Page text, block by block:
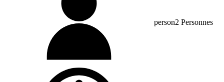
person2 Personnes